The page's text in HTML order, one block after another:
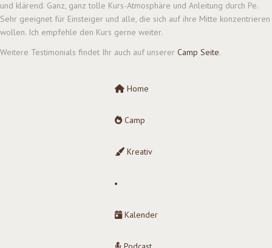
und klärend. Ganz, ganz tolle Kurs-Atmosphäre und Anleitung durch Pe.
Sehr geeignet für Einsteiger und alle, die sich auf ihre Mitte konzentrieren
wollen. Ich empfehle den Kurs gerne weiter.
Weitere Testimonials findet Ihr auch auf unserer Camp Seite.
Home
Camp
Kreativ
Kalender